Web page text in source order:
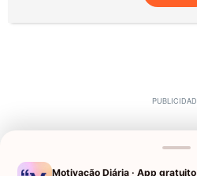
Motivação Diária · App gratuito